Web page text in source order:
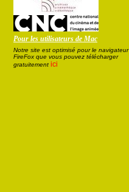
Pour les utilisateurs de Mac
Notre site est optimisé pour le navigateur
FireFox que vous pouvez télécharger
gratuitement ici